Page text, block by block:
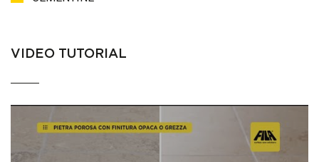
VIDEO TUTORIAL